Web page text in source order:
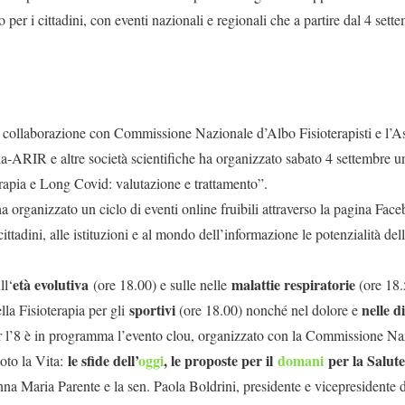
per i cittadini, con eventi nazionali e regionali che a partire dal 4
con Commissione Nazionale d’Albo Fisioterapisti e
ARIR e altre società scientifiche ha organizzato sabato 4 settembre
e Long Covid: valutazione e trattamento”.
organizzato un ciclo di eventi online fruibili attraverso la pagina
alle istituzioni e al mondo dell’informazione le potenzialità
età evolutiva (ore 18.00) e sulle nelle malattie respiratorie(ore
Fisioterapia per gli sportivi(ore 18.00) nonché nel dolore enelle
è in programma l’evento clou, organizzato con la Commissione
la Vita: le sfide dell’oggi, le proposte per il domani per la
Maria Parente e la sen. Paola Boldrini, presidente e vicepresidente